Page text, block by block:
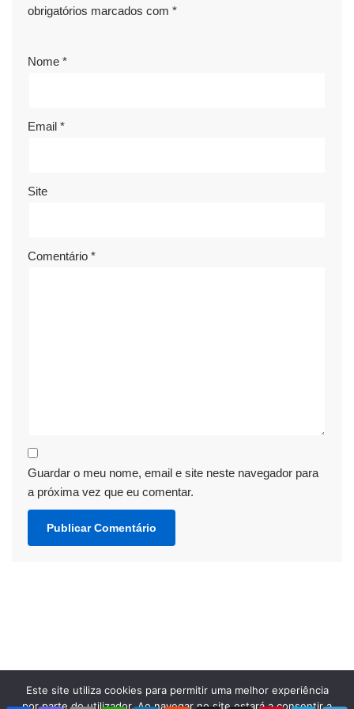
obrigatórios marcados com *
Nome *
Email *
Site
Comentário *
Guardar o meu nome, email e site neste navegador para
a próxima vez que eu comentar.
Este site utiliza cookies para permitir uma melhor experiência
por parte do utilizador. Ao navegar no site estará a consentir a